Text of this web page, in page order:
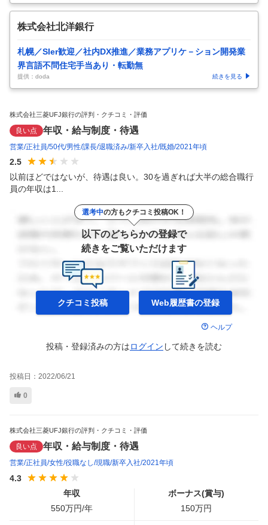
株式会社北洋銀行
札幌／SIer歓迎／社内DX推進／業務アプリケ－ション開発業
界言語不問住宅手当あり・転勤無
提供：doda 続きを見る
株式会社三菱UFJ銀行の評判・クチコミ・評価
良い点 年収・給与制度・待遇
営業 正社員 50代 男性 課長 退職済み 新卒入社 既婚 2021年頃
2.5
以前ほどではないが、待遇は良い。30を過ぎれば大半の総合職行
員の年収は1...
選考中の方もクチコミ投稿OK！
以下のどちらかの登録で
続きをご覧いただけます
クチコミ投稿 Web履歴書の登録
ヘルプ
投稿・登録済みの方はログイン して続きを読む
投稿日： 2022/06/21
0
株式会社三菱UFJ銀行の評判・クチコミ・評価
良い点 年収・給与制度・待遇
営業 正社員 女性 役職なし 現職 新卒入社 2021年頃
4.3
年収
550万円/年
ボーナス(賞与)
150万円